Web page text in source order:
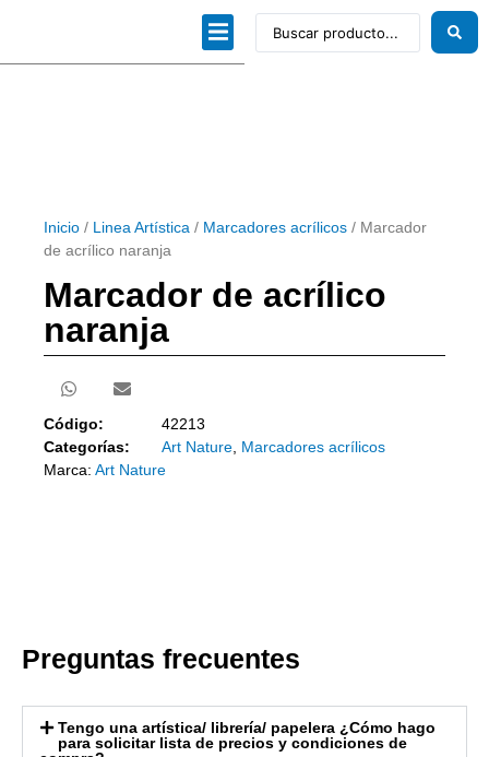
Inicio / Linea Artística / Marcadores acrílicos / Marcador
de acrílico naranja
Marcador de acrílico
naranja
Código:
42213
Categorías:
Art Nature Marcadores acrílicos
Marca: Art Nature
Preguntas frecuentes
Tengo una artística/ librería/ papelera ¿Cómo hago
para solicitar lista de precios y condiciones de